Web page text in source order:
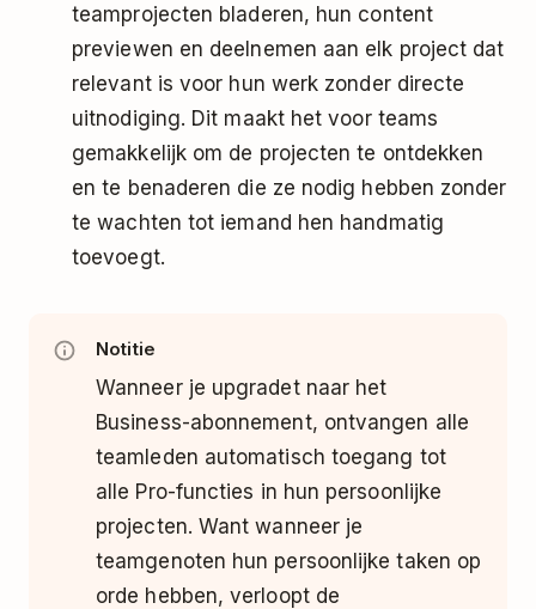
teamprojecten bladeren, hun content
previewen en deelnemen aan elk project dat
relevant is voor hun werk zonder directe
uitnodiging. Dit maakt het voor teams
gemakkelijk om de projecten te ontdekken
en te benaderen die ze nodig hebben zonder
te wachten tot iemand hen handmatig
toevoegt.
Notitie
Wanneer je upgradet naar het
Business-abonnement, ontvangen alle
teamleden automatisch toegang tot
alle Pro-functies in hun persoonlijke
projecten. Want wanneer je
teamgenoten hun persoonlijke taken op
orde hebben, verloopt de